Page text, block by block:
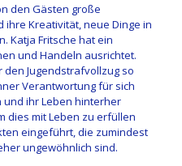
den Gästen große
Kreativität, neue Dinge in
Katja Fritsche hat ein
und Handeln ausrichtet.
den Jugendstrafvollzug so
Verantwortung für sich
ihr Leben hinterher
dies mit Leben zu erfüllen
eingeführt, die zumindest
ungewöhnlich sind.